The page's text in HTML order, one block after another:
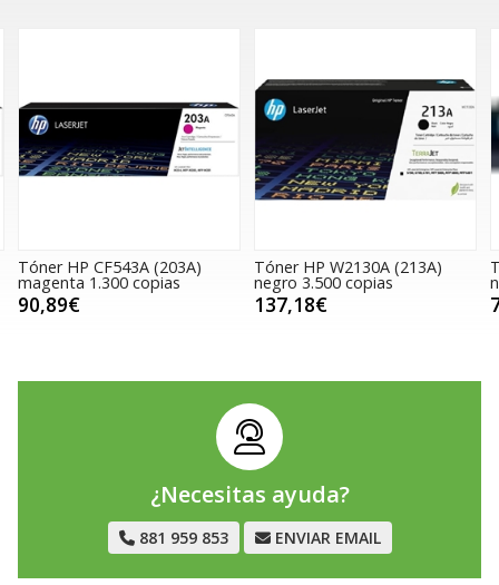
Tóner HP CF543A (203A)
magenta 1.300 copias
90,89€
Tóner HP W2130A (213A)
negro 3.500 copias
137,18€
¿Necesitas ayuda?
881 959 853 ENVIAR EMAIL